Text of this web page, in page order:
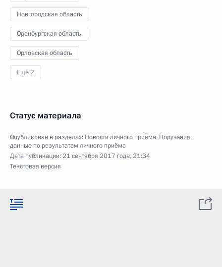
Новгородская область
Оренбургская область
Орловская область
Ещё 2
Статус материала
Опубликован в разделах: Новости личного приёма, Поручения,
данные по результатам личного приёма
Дата публикации:21 сентября 2017 года, 21:34
Текстовая версия